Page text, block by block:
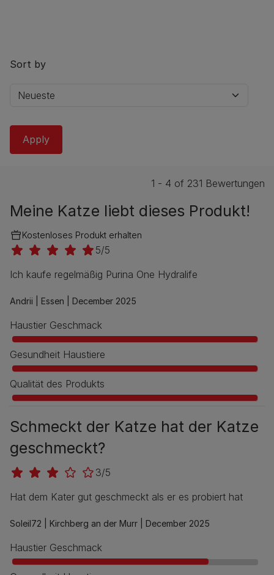
Sort by
1 - 4 of 231 Bewertungen
Meine Katze liebt dieses Produkt!
Kostenloses Produkt erhalten
5/5
Ich kaufe regelmäßig Purina One Hydralife
Andrii | Essen | December 2025
Haustier Geschmack
Gesundheit Haustiere
Qualität des Produkts
Schmeckt der Katze hat der Katze
geschmeckt?
3/5
Hat dem Kater gut geschmeckt als er es probiert hat
Soleil72 | Kirchberg an der Murr | December 2025
Haustier Geschmack